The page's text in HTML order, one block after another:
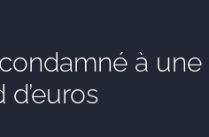
à une
d’euros